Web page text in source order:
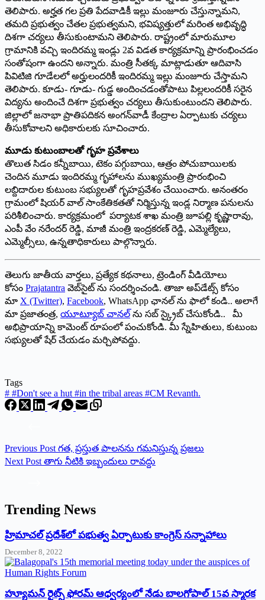
తెలిపారు. అర్హత గల ప్రతి పేదవాడికీ ఇల్లు మంజూరు చేస్తున్నామని,
తమది ప్రభుత్వం చేతల ప్రభుత్వమని, భవిష్యత్తులో మరింత అభివృద్ధి
దిశగా చర్యలు తీసుకుంటామని తెలిపారు. రాష్ట్రంలో మారుమూల
గ్రామానికి వచ్చి ఇందిరమ్మ ఇండ్లు 2వ విడత కార్యక్రమాన్ని ప్రారంభించడం
సంతోషంగా ఉందని అన్నారు. మంత్రి సీతక్క మాట్లాడుతూ ఆదివాసి
పివిటిజి గూడేలలో అర్హులందరికీ ఇందిరమ్మ ఇల్లు మంజూరు చేస్తామని
తెలిపారు. కూడు- గూడు- గుడ్డ అందించడంతోపాటు పిల్లలందరికీ సరైన
విద్యను అందించే దిశగా ప్రభుత్వం చర్యలు తీసుకుంటుందని తెలిపారు.
జిల్లాలో జనాభా ప్రాతిపదికన అంగన్‌వాడీ కేంద్రాల ఏర్పాటుకు చర్యలు
తీసుకోవాలని అధికారులకు సూచించారు.
మూడు కుటుంబాలతో గృహ ప్రవేశాలు
తొలుత సిడం కన్నీబాయి, టెకం పగ్గుబాయి, ఆత్రం పోచుబాయిలకు
చెందిన మూడు ఇందిరమ్మ గృహాలను ముఖ్యమంత్రి ప్రారంభించి
లబ్దిదారుల కుటుంబ సభ్యులతో గృహప్రవేశం చేయించారు. అనంతరం
గ్రామంలో షియర్ వాల్ సాంకేతికతతో నిర్మిస్తున్న ఇండ్ల నిర్మాణ పనులను
పరిశీలించారు. కార్యక్రమంలో ప‌ర్యాట‌క శాఖ మంత్రి జూపల్లి కృష్ణారావు,
ఎంపీ వేం నరేందర్ రెడ్డి, మాజీ మంత్రి ఇంద్రకరణ్ రెడ్డి, ఎమ్మెల్యేలు,
ఎమ్మెల్సీలు, ఉన్నతాధికారులు పాల్గొన్నారు.
తెలుగు జాతీయ వార్తలు, ప్రత్యేక కథనాలు, ట్రెండింగ్ వీడియోలు
కోసం Prajatantra వెబ్‌సైట్ ను సందర్శించండి. తాజా అప్‌డేట్స్ కోసం
మా X (Twitter), Facebook, WhatsApp ఛానల్ ను ఫాలో కండి.. అలాగే
మా ప్రజాతంత్ర, యూట్యూబ్ చానల్ ను సబ్ స్క్రైబ్ చేసుకోండి.. మీ
అభిప్రాయాన్ని కామెంట్ రూపంలో పంచుకోండి. మీ స్నేహితులు, కుటుంబ
సభ్యులతో షేర్ చేయడం మర్చిపోవద్దు.
Tags
# #Don't see a hut #in the tribal areas #CM Revanth.
Previous Post గత, ప్రస్తుత పాలనను గమనిస్తున్న ప్రజలు
Next Post తాగు నీటికి ఇబ్బందులు రావద్దు
Trending News
‌హ్రిమాచల్‌ ‌ప్రదేశ్‌లో పభుత్వ ఏర్పాటుకు కాంగ్రెస్‌ ‌సన్నాహాలు
December 8, 2022
హ్యూమన్‌ రైట్స్‌ ఫోరమ్‌ ఆధ్వర్యంలో నేడు బాలగోపాల్‌ 15వ స్మారక